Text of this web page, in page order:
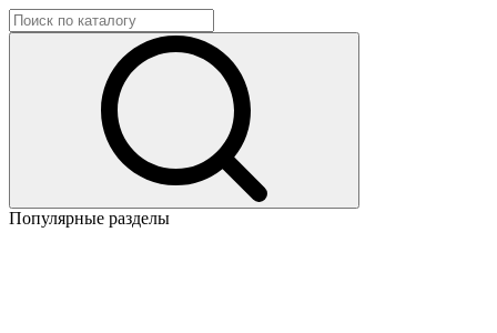
Популярные разделы